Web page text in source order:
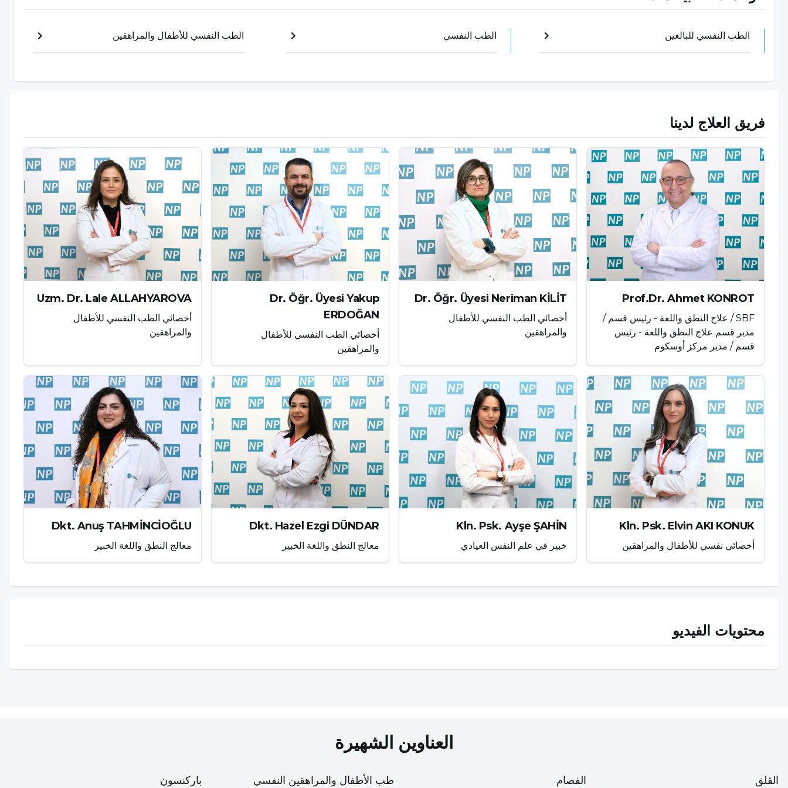
الطب النفسي للبالغين الطب النفسي الطب النفسي للأطفال والمراهقين
فريق العلاج لدينا
Prof.Dr. Ahmet KONROT
SBF / علاج النطق واللغة - رئيس قسم /
مدير قسم علاج النطق واللغة - رئيس
قسم / مدير مركز أوسكوم
Dr. Öğr. Üyesi Neriman KİLİT
أخصائي الطب النفسي للأطفال
والمراهقين
Dr. Öğr. Üyesi Yakup
ERDOĞAN
أخصائي الطب النفسي للأطفال
والمراهقين
Uzm. Dr. Lale ALLAHYAROVA
أخصائي الطب النفسي للأطفال
والمراهقين
Kln. Psk. Elvin AKI KONUK
أخصائي نفسي للأطفال والمراهقين
Kln. Psk. Ayşe ŞAHİN
خبير في علم النفس العيادي
Dkt. Hazel Ezgi DÜNDAR
معالج النطق واللغة الخبير
Dkt. Anuş TAHMİNCİOĞLU
معالج النطق واللغة الخبير
محتويات الفيديو
العناوين الشهيرة
القلق الفصام طب الأطفال والمراهقين النفسي باركنسون